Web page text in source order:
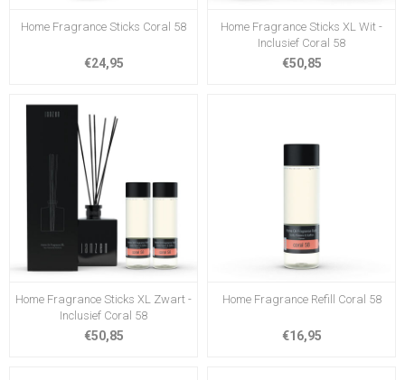
Home Fragrance Sticks Coral 58
€24,95
Home Fragrance Sticks XL Wit -
Inclusief Coral 58
€50,85
Home Fragrance Sticks XL Zwart -
Inclusief Coral 58
€50,85
Home Fragrance Refill Coral 58
€16,95